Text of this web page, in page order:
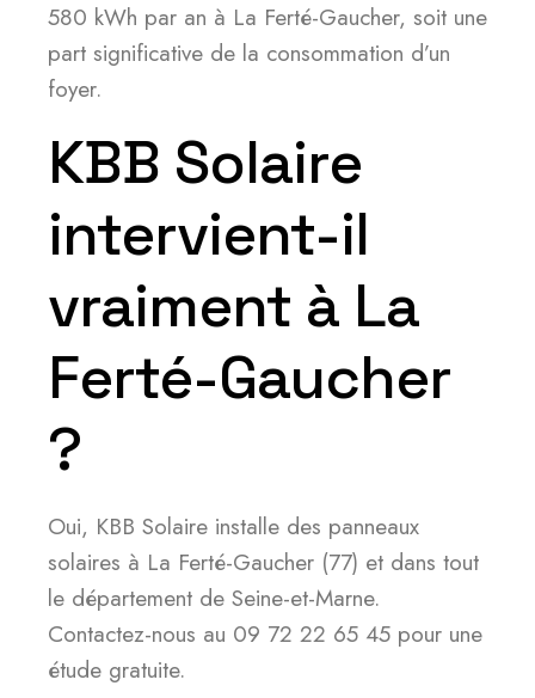
580 kWh par an à La Ferté-Gaucher, soit une
part significative de la consommation d’un
foyer.
KBB Solaire
intervient-il
vraiment à La
Ferté-Gaucher
?
Oui, KBB Solaire installe des panneaux
solaires à La Ferté-Gaucher (77) et dans tout
le département de Seine-et-Marne.
Contactez-nous au 09 72 22 65 45 pour une
étude gratuite.